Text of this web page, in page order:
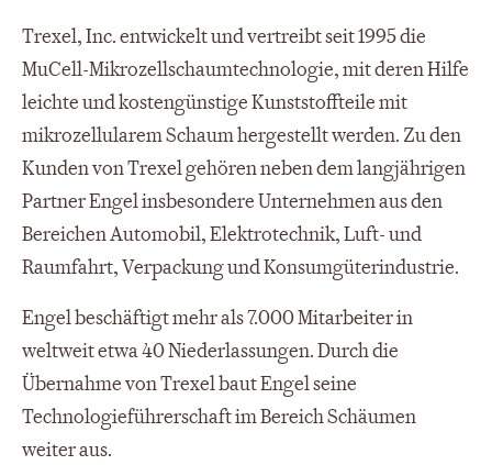
Trexel, Inc. entwickelt und vertreibt seit 1995 die
MuCell-Mikrozellschaumtechnologie, mit deren Hilfe
leichte und kostengünstige Kunststoffteile mit
mikrozellularem Schaum hergestellt werden. Zu den
Kunden von Trexel gehören neben dem langjährigen
Partner Engel insbesondere Unternehmen aus den
Bereichen Automobil, Elektrotechnik, Luft- und
Raumfahrt, Verpackung und Konsumgüterindustrie.
Engel beschäftigt mehr als 7.000 Mitarbeiter in
weltweit etwa 40 Niederlassungen. Durch die
Übernahme von Trexel baut Engel seine
Technologieführerschaft im Bereich Schäumen
weiter aus.